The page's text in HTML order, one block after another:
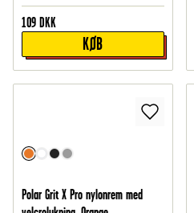
109 DKK
KØB
Polar Grit X Pro nylonrem med